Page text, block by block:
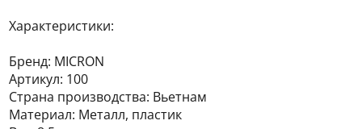
Характеристики:
Бренд: MICRON
Артикул: 100
Страна производства: Вьетнам
Материал: Металл, пластик